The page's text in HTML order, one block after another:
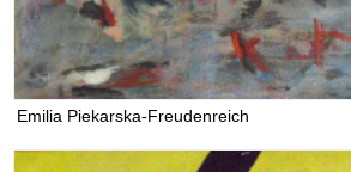
Emilia Piekarska-Freudenreich